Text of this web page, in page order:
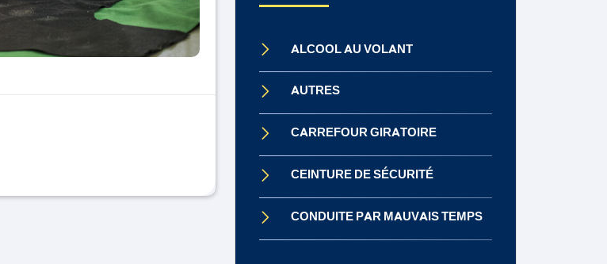
ALCOOL AU VOLANT
AUTRES
CARREFOUR GIRATOIRE
CEINTURE DE SÉCURITÉ
CONDUITE PAR MAUVAIS TEMPS